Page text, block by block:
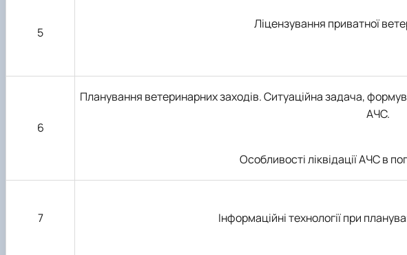
5
Ліцензування приватної
6
Планування ветеринарних заходів. Ситуаційна задача,
АЧС.
Особливості ліквідації АЧС в
7 Інформаційні технології при